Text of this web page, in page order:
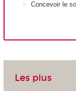
Concevoir le
Les plus